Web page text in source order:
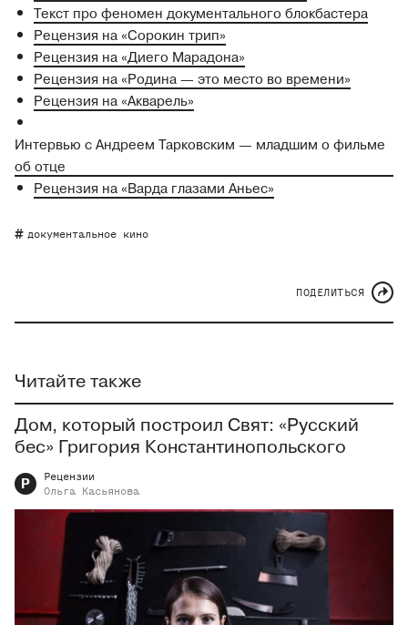
Текст про феномен документального блокбастера
Рецензия на «Сорокин трип»
Рецензия на «Диего Марадона»
Рецензия на «Родина — это место во времени»
Рецензия на «Акварель»
Интервью с Андреем Тарковским — младшим о фильме
об отце
Рецензия на «Варда глазами Аньес»
документальное кино
ПОДЕЛИТЬСЯ
Читайте также
Дом, который построил Свят: «Русский
бес» Григория Константинопольского
Р
Рецензии
Ольга
Касьянова